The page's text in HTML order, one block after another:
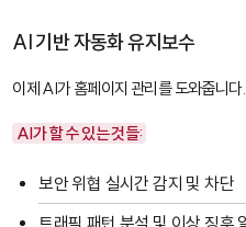
AI 기반 자동화 유지보수
이제 AI가 홈페이지 관리를 도와줍니다.
AI가 할 수 있는 것들:
보안 위협 실시간 감지 및 차단